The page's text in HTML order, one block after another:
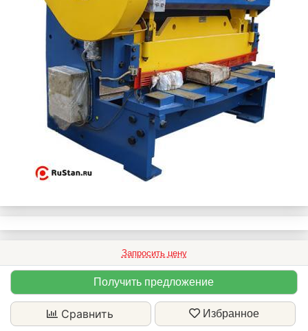
Запросить цену
Получить предложение
Сравнить Избранное